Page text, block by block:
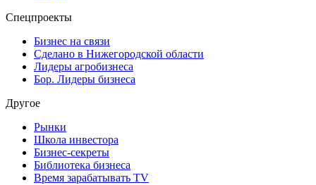
Спецпроекты
Бизнес на связи
Сделано в Нижегородской области
Лидеры агробизнеса
Бор. Лидеры бизнеса
Другое
Рынки
Школа инвестора
Бизнес-секреты
Библиотека бизнеса
Время зарабатывать TV